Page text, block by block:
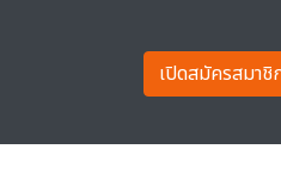
เปิดสมัครสมาชิ